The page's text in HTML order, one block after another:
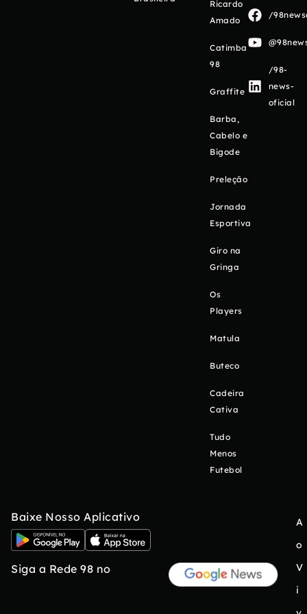
Ricardo
Amado
Catimba
98
Graffite
Barba,
Cabelo e
Bigode
Preleção
Jornada
Esportiva
Giro na
Gringa
Os
Players
Matula
Buteco
Cadeira
Cativa
Tudo
Menos
Futebol
/
/98-
news-
oficial
Baixe Nosso Aplicativo
Siga a Rede 98 no
A
o
V
i